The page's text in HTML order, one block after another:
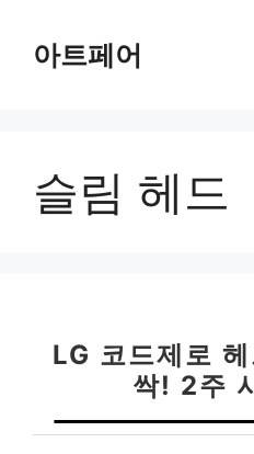
아트페어
슬림 헤드
LG 코드제로
싹! 2주